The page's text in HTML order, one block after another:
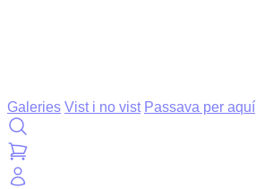
Galeries Vist i no vist Passava per aquí